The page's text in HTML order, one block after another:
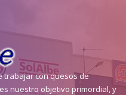
trabajar con quesos de
nuestro objetivo primordial, y